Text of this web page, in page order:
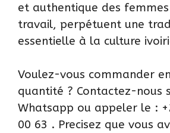
et authentique des
travail, perpétuent une
essentielle à la culture
Voulez-vous commander
quantité ? Contactez-nous
Whatsapp ou appeler le :
00 63 . Precisez que vous